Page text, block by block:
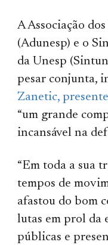
A Associação
(Adunesp) e o
da Unesp
pesar conjunta,
Zanetic,
“um grande
incansável na
“Em toda a sua
tempos de
afastou do bom
lutas em prol da
públicas e